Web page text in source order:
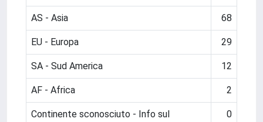
AS - Asia 68
EU - Europa 29
SA - Sud America 12
AF - Africa 2
Continente sconosciuto - Info sul
0